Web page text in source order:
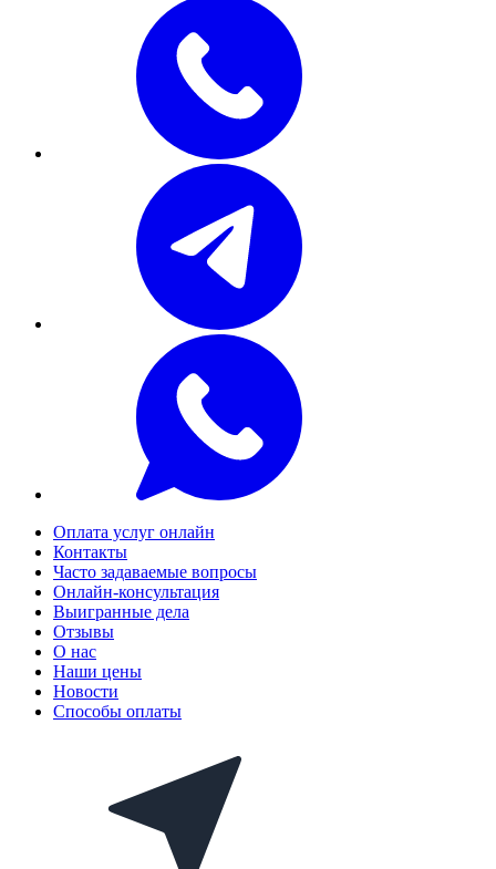
Оплата услуг онлайн
Контакты
Часто задаваемые вопросы
Онлайн-консультация
Выигранные дела
Отзывы
О нас
Наши цены
Новости
Способы оплаты